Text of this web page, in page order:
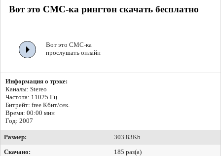
Вот это СМС-ка рингтон скачать бесплатно
Вот это СМС-ка
прослушать онлайн
Информация о трэке:
Каналы: Stereo
Частота: 11025 Гц
Битрейт: free Кбит/сек.
Время: 00:00 мин
Год: 2007
Размер:
303.83Kb
Скачано:
185 раз(а)